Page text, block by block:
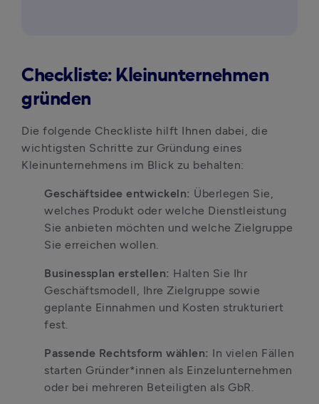
Checkliste: Kleinunternehmen
gründen
Die folgende Checkliste hilft Ihnen dabei, die
wichtigsten Schritte zur Gründung eines
Kleinunternehmens im Blick zu behalten:
Geschäftsidee entwickeln: Überlegen Sie,
welches Produkt oder welche Dienstleistung
Sie anbieten möchten und welche Zielgruppe
Sie erreichen wollen.
Businessplan erstellen: Halten Sie Ihr
Geschäftsmodell, Ihre Zielgruppe sowie
geplante Einnahmen und Kosten strukturiert
fest.
Passende Rechtsform wählen: In vielen Fällen
starten Gründer*innen als Einzelunternehmen
oder bei mehreren Beteiligten als GbR.